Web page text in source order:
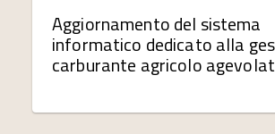
Aggiornamento del sistema
informatico dedicato alla
carburante agricolo